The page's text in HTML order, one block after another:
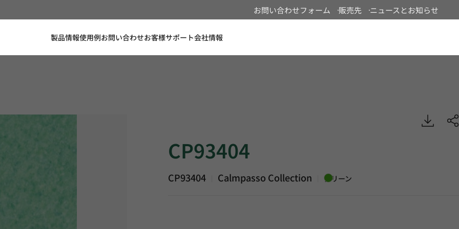
お問い合わせフォーム 販売先 ニュースとお知らせ
製品情報使用例お問い合わせお客様サポート会社情報
CP93404
CP93404 Calmpasso Collection グリーン